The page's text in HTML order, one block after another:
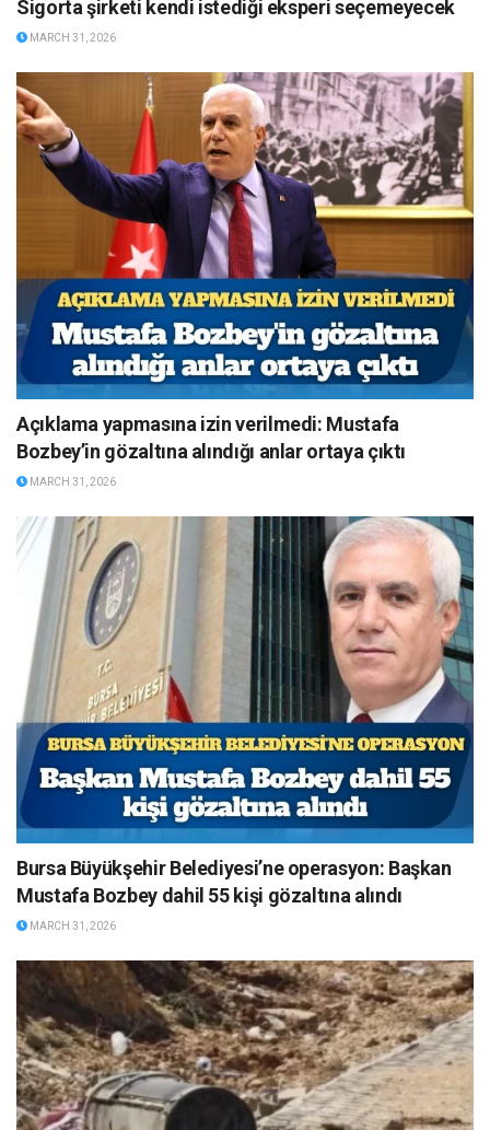
Sigorta şirketi kendi istediği eksperi seçemeyecek
MARCH 31, 2026
Açıklama yapmasına izin verilmedi: Mustafa
Bozbey’in gözaltına alındığı anlar ortaya çıktı
MARCH 31, 2026
Bursa Büyükşehir Belediyesi’ne operasyon: Başkan
Mustafa Bozbey dahil 55 kişi gözaltına alındı
MARCH 31, 2026